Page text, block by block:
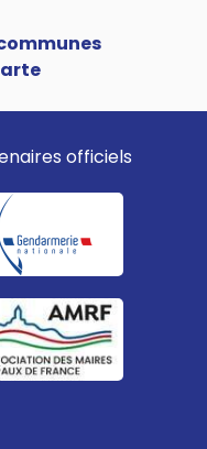
officiels